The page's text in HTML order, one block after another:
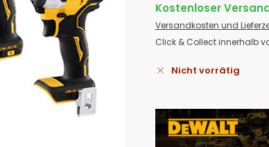
Kostenloser
Versandkosten und
Click & Collect innerhalb
Nicht vorrätig